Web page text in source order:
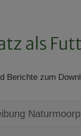
als
Berichte zum